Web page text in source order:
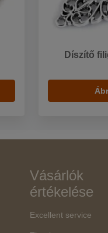
Díszítő
Vásárlók
értékelése
Excellent service